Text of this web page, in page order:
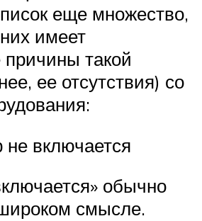
еще множество,
имеет
такой
ее отсутствия) со
включается
обычно
смысле.